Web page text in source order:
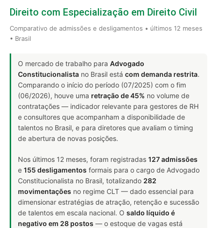
Direito com Especialização em Direito Civil
Comparativo de admissões e desligamentos • últimos 12 meses
• Brasil
O mercado de trabalho para Advogado
Constitucionalista no Brasil está com demanda restrita.
Comparando o início do período (07/2025) com o fim
(06/2026), houve uma retração de 45% no volume de
contratações — indicador relevante para gestores de RH
e consultores que acompanham a disponibilidade de
talentos no Brasil, e para diretores que avaliam o timing
de abertura de novas posições.
Nos últimos 12 meses, foram registradas 127 admissões
e 155 desligamentos formais para o cargo de Advogado
Constitucionalista no Brasil, totalizando 282
movimentações no regime CLT — dado essencial para
dimensionar estratégias de atração, retenção e sucessão
de talentos em escala nacional. O saldo líquido é
negativo em 28 postos — o estoque de vagas está